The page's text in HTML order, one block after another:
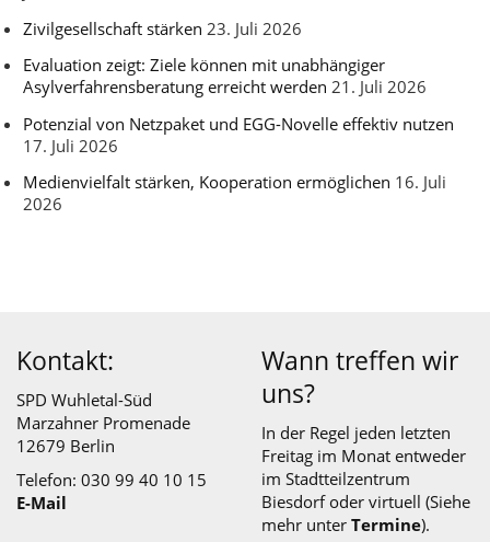
Zivilgesellschaft stärken 23. Juli 2026
Evaluation zeigt: Ziele können mit unabhängiger
Asylverfahrensberatung erreicht werden 21. Juli 2026
Potenzial von Netzpaket und EGG-Novelle effektiv nutzen
17. Juli 2026
Medienvielfalt stärken, Kooperation ermöglichen 16. Juli
2026
Kontakt:
SPD Wuhletal-Süd
Marzahner Promenade
12679 Berlin
Telefon: 030 99 40 10 15
E-Mail
Wann treffen wir
uns?
In der Regel jeden letzten
Freitag im Monat entweder
im Stadtteilzentrum
Biesdorfoder virtuell (Siehe
mehr unter Termine).